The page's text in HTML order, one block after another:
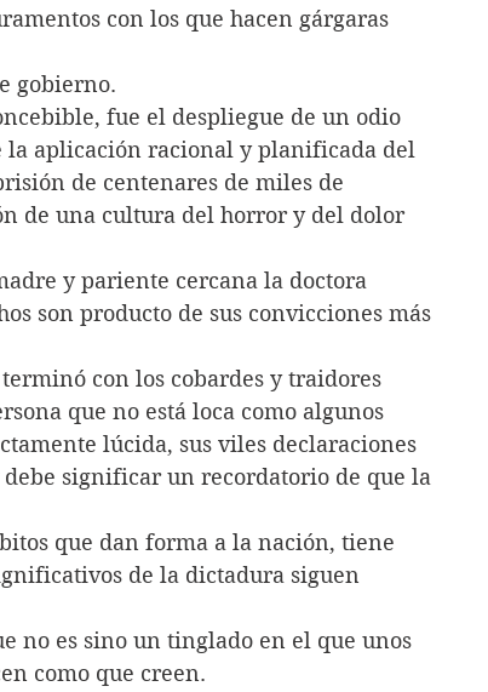
con los que hacen gárgaras
gobierno.
fue el despliegue de un odio
la aplicación racional y planificada del
de centenares de miles de
de una cultura del horror y del dolor
y pariente cercana la doctora
son producto de sus convicciones más
con los cobardes y traidores
que no está loca como algunos
lúcida, sus viles declaraciones
significar un recordatorio de que la
que dan forma a la nación, tiene
de la dictadura siguen
no es sino un tinglado en el que unos
como que creen.